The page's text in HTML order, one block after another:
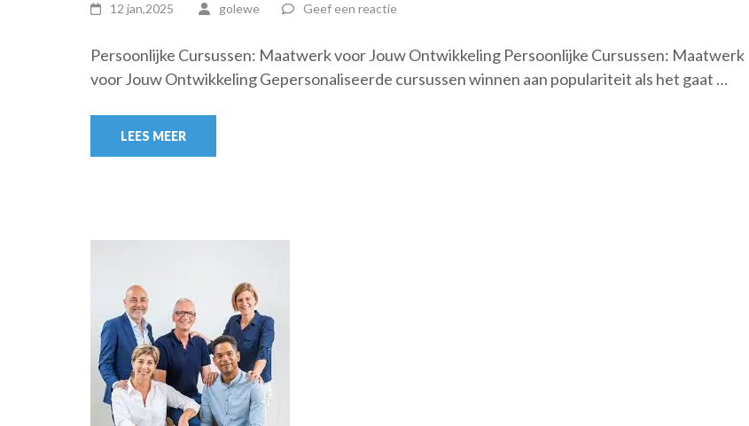
12 jan,2025 golewe Geef een reactie
Persoonlijke Cursussen: Maatwerk voor Jouw Ontwikkeling Persoonlijke Cursussen: Maatwerk
voor Jouw Ontwikkeling Gepersonaliseerde cursussen winnen aan populariteit als het gaat …
LEES MEER